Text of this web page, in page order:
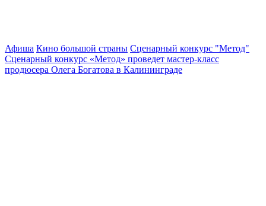
Афиша Кино большой страны Сценарный конкурс "Метод"
Сценарный конкурс «Метод» проведет мастер-класс
продюсера Олега Богатова в Калининграде